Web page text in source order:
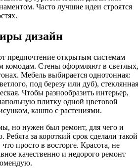
Часто лучшие идеи строятся
дизайн
предпочтение открытым системам
комодам. Стены оформляют в светлых,
Мебель выбирается однотонная:
под березу или дуб), стеклянная
Чтобы разнообразить интерьер,
плитку одной цветовой
кашпо с растениями.
но нужен был ремонт, для чего и
за короткий срок сделали такой
просто в восторге. Красота, не
качественно и недорого ремонт